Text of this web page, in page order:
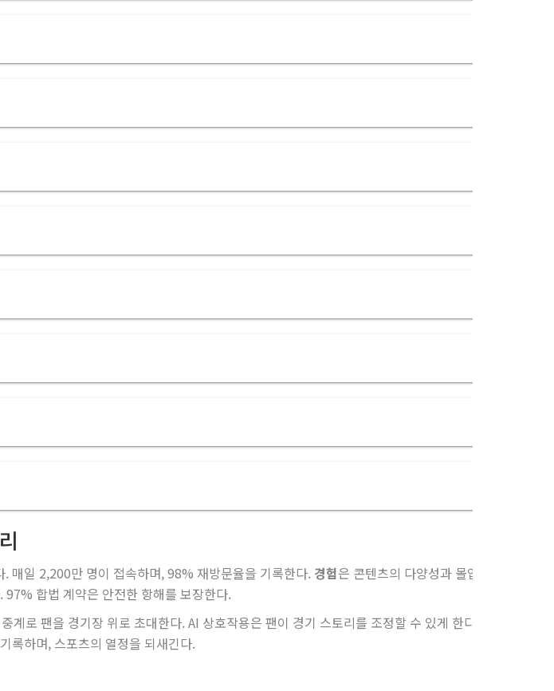
. 매일 2,200만 명이 접속하며, 98% 재방문율을 기록한다. 경험은 콘텐츠의 다양성과 몰입감에서 피어
합법 계약은 안전한 항해를 보장한다.
계로 팬을 경기장 위로 초대한다. AI 상호작용은 팬이 경기 스토리를 조정할 수 있게 한다.
록하며, 스포츠의 열정을 되새긴다.